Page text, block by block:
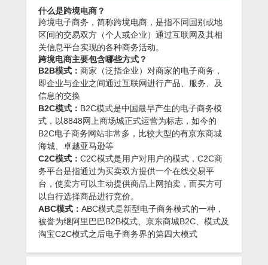
什么是跨境电商？
跨境电子商务，简称跨境电商，是指不同国别或地
区间的交易双方（个人或企业）通过互联网及其相
关信息平台实现的各种商务活动。
跨境电商主要包含哪些方式？
B2B模式： 商家（泛指企业）对商家的电子商务，
即企业与企业之间通过互联网进行产品、服务、及
信息的交换
B2C模式： B2C模式是中国最早产生的电子商务模
式，以8848网上商场城正式运营为标志，如今的
B2C电子商务网站非常多，比较大型的有京东商城
海城、卓越亚马逊等
C2C模式： C2C模式是用户对用户的模式，C2C商
务平台是指通过为买卖双方提供一个在线交易平
台，使卖方可以主动提供商品上网拍卖，而买方可
以自行选择商品进行竞价。
ABC模式： ABC模式是新型电子商务模式的一种，
被誉为继阿里巴巴B2B模式、京东商城B2C、模式及
淘宝C2C模式之后电子商务界的第四大模式